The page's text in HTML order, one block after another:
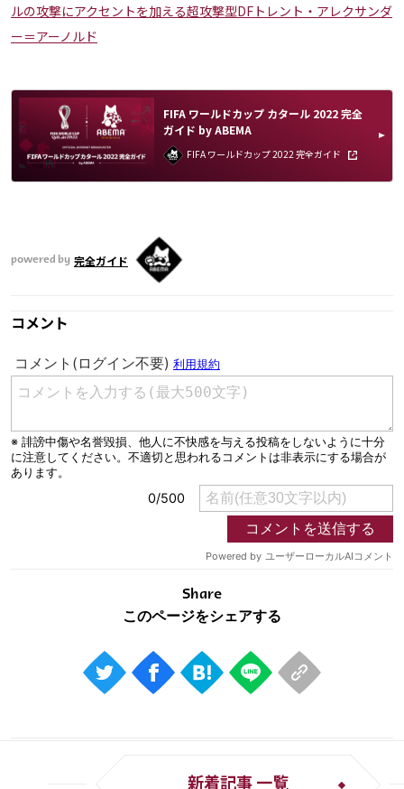
ルの攻撃にアクセントを加える超攻撃型DFトレント・アレクサンダ
ー＝アーノルド
FIFA ワールドカップ カタール 2022 完全
ガイド by ABEMA
FIFA ワールドカップ 2022 完全ガイド
powered by 完全ガイド
コメント
Share
新着記事 一覧